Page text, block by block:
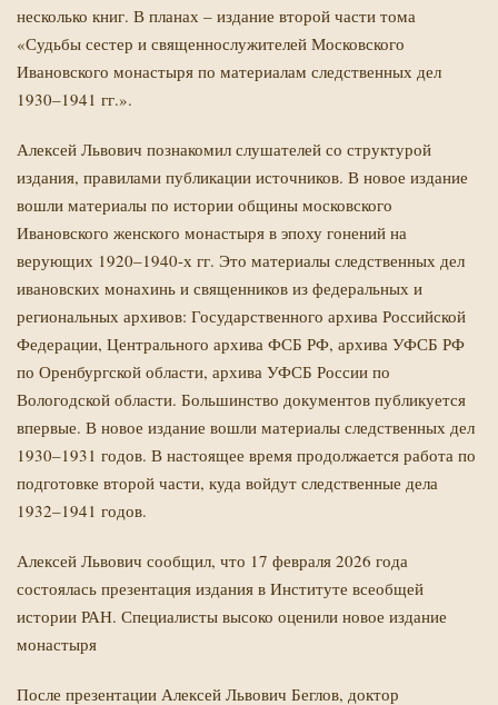
несколько книг. В планах – издание второй части тома
«Судьбы сестер и священнослужителей Московского
Ивановского монастыря по материалам следственных дел
1930–1941 гг.».
Алексей Львович познакомил слушателей со структурой
издания, правилами публикации источников. В новое издание
вошли материалы по истории общины московского
Ивановского женского монастыря в эпоху гонений на
верующих 1920–1940-х гг. Это материалы следственных дел
ивановских монахинь и священников из федеральных и
региональных архивов: Государственного архива Российской
Федерации, Центрального архива ФСБ РФ, архива УФСБ РФ
по Оренбургской области, архива УФСБ России по
Вологодской области. Большинство документов публикуется
впервые. В новое издание вошли материалы следственных дел
1930–1931 годов. В настоящее время продолжается работа по
подготовке второй части, куда войдут следственные дела
1932–1941 годов.
Алексей Львович сообщил, что 17 февраля 2026 года
состоялась презентация издания в Институте всеобщей
истории РАН. Специалисты высоко оценили новое издание
монастыря
После презентации Алексей Львович Беглов, доктор